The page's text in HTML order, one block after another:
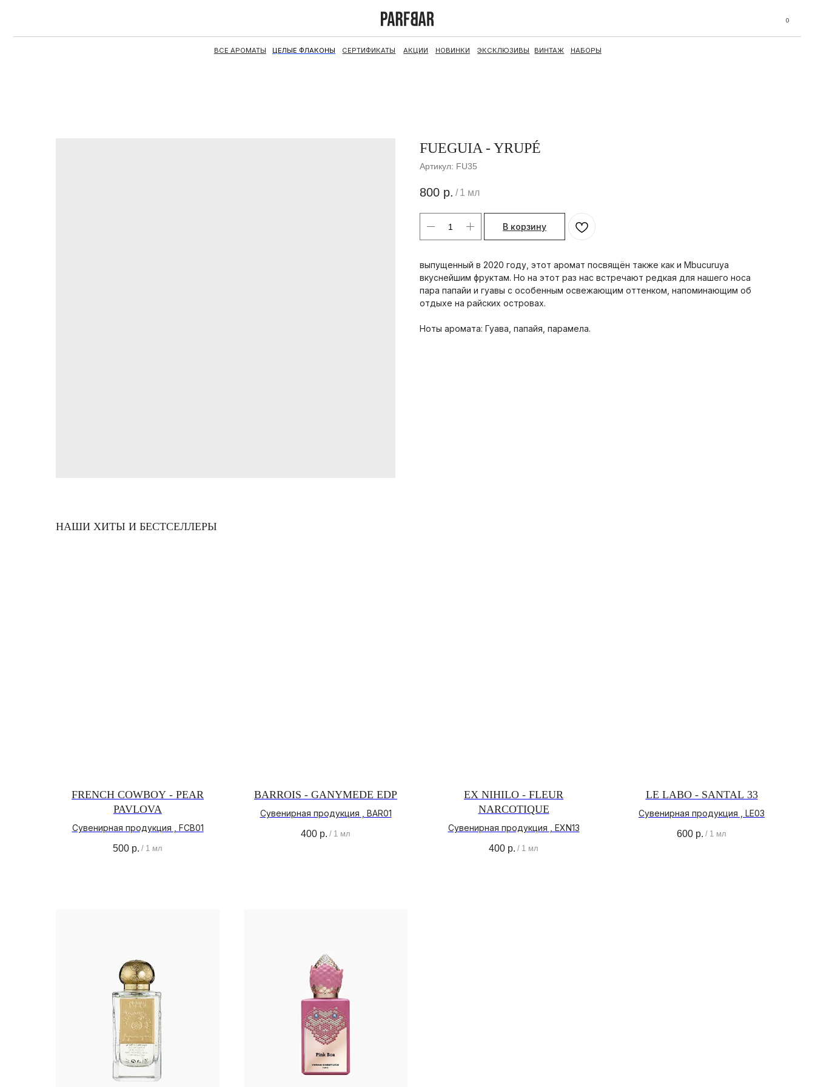
FUEGUIA - YRUPÉ
Артикул: FU35
800 р. / 1 мл
В корзину
выпущенный в 2020 году, этот аромат посвящён также как и Mbucuruya
вкуснейшим фруктам. Но на этот раз нас встречают редкая для нашего носа
пара папайи и гуавы с особенным освежающим оттенком, напоминающим об
отдыхе на райских островах.
Ноты аромата: Гуава, папайя, парамела.
НАШИ ХИТЫ И БЕСТСЕЛЛЕРЫ
FRENCH COWBOY - PEAR
PAVLOVA
Сувенирная продукция , FCB01
500 р. / 1 мл
BARROIS - GANYMEDE EDP
Сувенирная продукция , BAR01
400 р. / 1 мл
EX NIHILO - FLEUR
NARCOTIQUE
Сувенирная продукция , EXN13
400 р. / 1 мл
LE LABO - SANTAL 33
Сувенирная продукция , LE03
600 р. / 1 мл